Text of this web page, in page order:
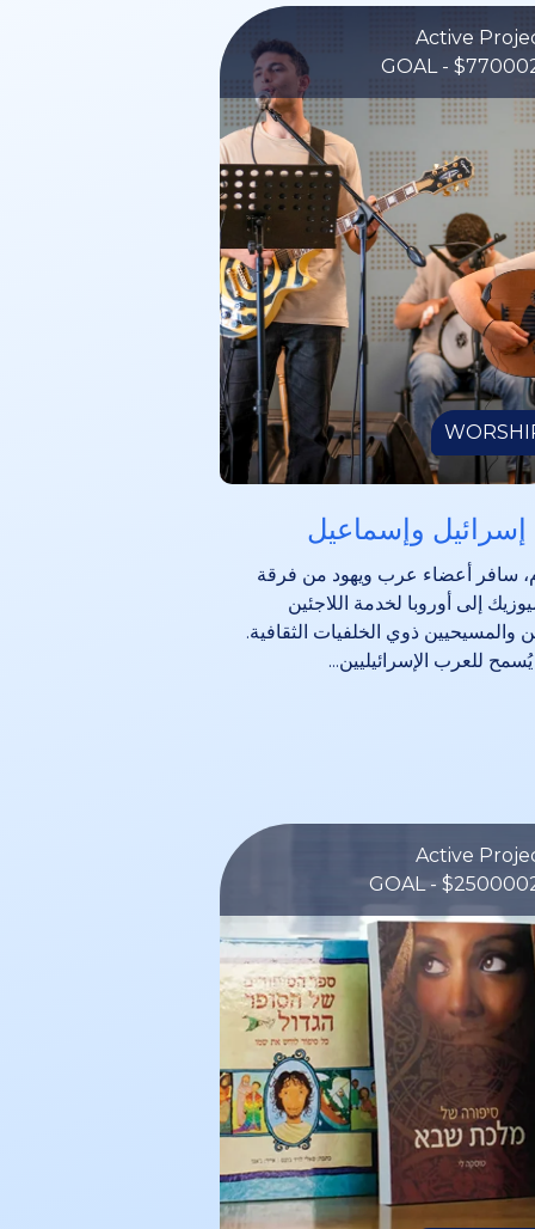
GOAL - $77000
إسرائيل وإسماعيل
سافر أعضاء عرب ويهود من فرقة
إلى أوروبا لخدمة اللاجئين
والمسيحيين ذوي الخلفيات الثقافية.
يُسمح للعرب الإسرائيليين...
GOAL - $250000